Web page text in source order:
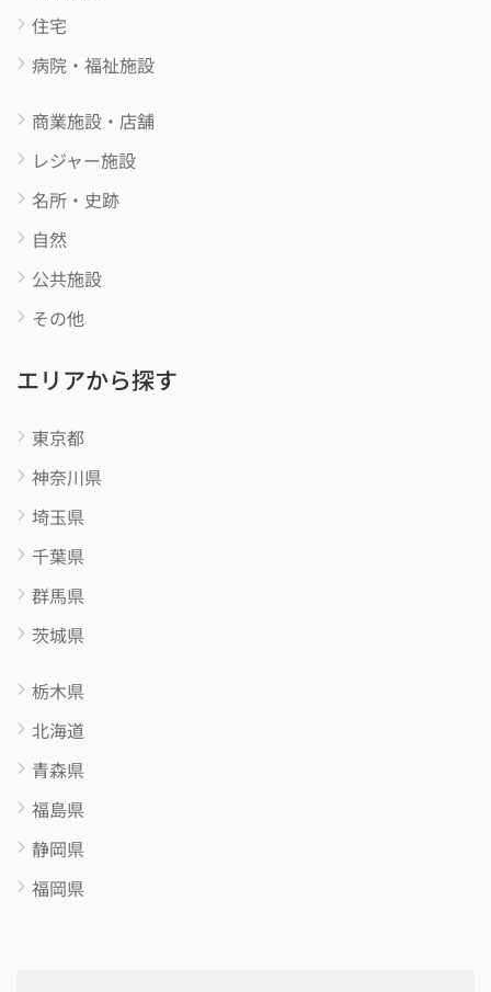
住宅
病院・福祉施設
商業施設・店舗
レジャー施設
名所・史跡
自然
公共施設
その他
エリアから探す
東京都
神奈川県
埼玉県
千葉県
群馬県
茨城県
栃木県
北海道
青森県
福島県
静岡県
福岡県